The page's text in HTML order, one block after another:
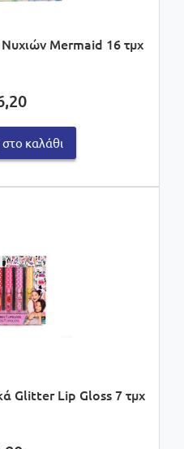
Mermaid 16 τμχ
καλάθι
Glitter Lip Gloss 7 τμχ